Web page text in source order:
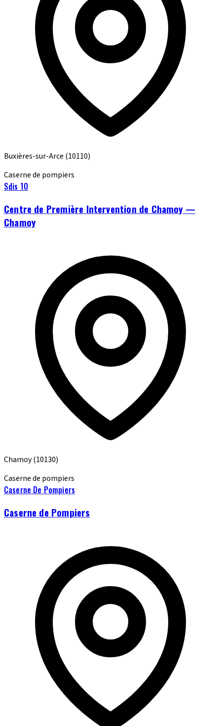
Buxières-sur-Arce (10110)
Caserne de pompiers
Sdis 10
Centre de Première Intervention de Chamoy —
Chamoy
Chamoy(10130)
Caserne de pompiers
Caserne De Pompiers
Caserne de Pompiers